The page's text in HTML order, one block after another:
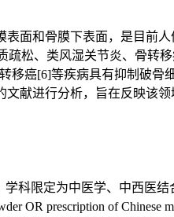
面和骨膜下表面，是目前
松、类风湿关节炎、骨转
癌[6]等疾病具有抑制破
献进行分析，旨在反映该
科限定为中医学、中西医
OR prescription of